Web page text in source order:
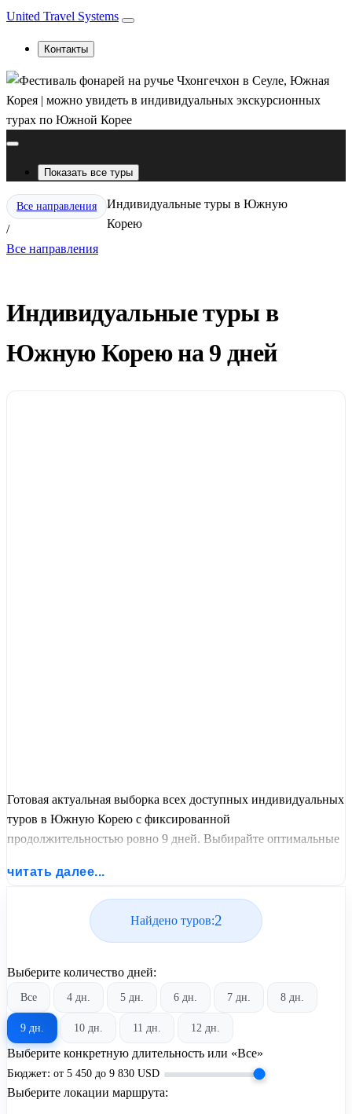
United Travel Systems
Контакты
Показать все туры
Все направления
/
Индивидуальные туры в Южную
Корею
Все направления
Индивидуальные туры в
Южную Корею на 9 дней
Готовая актуальная выборка всех доступных индивидуальных
туров в Южную Корею с фиксированной
продолжительностью ровно 9 дней. Выбирайте оптимальные
бронируйте экскурсионный отдых по лучшим ценам.
читать далее...
Найдено туров:2
Выберите количество дней:
Все 4 дн. 5 дн. 6 дн. 7 дн. 8 дн.
9 дн. 10 дн. 11 дн. 12 дн.
Выберите конкретную длительность или «Все»
Бюджет: от 5 450 до 9 830 USD
Выберите локации маршрута: